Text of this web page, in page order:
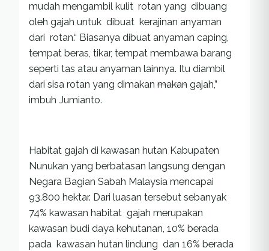
mudah mengambil kulit rotan yang dibuang
oleh gajah untuk dibuat kerajinan anyaman
dari rotan.“ Biasanya dibuat anyaman caping,
tempat beras, tikar, tempat membawa barang
seperti tas atau anyaman lainnya. Itu diambil
dari sisa rotan yang dimakan makan gajah,”
imbuh Jumianto.
Habitat gajah di kawasan hutan Kabupaten
Nunukan yang berbatasan langsung dengan
Negara Bagian Sabah Malaysia mencapai
93.800 hektar. Dari luasan tersebut sebanyak
74% kawasan habitat gajah merupakan
kawasan budi daya kehutanan, 10% berada
pada kawasan hutan lindung dan 16% berada